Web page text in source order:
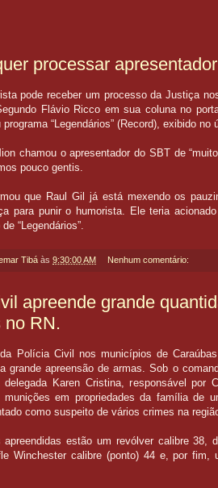
processar
pode receber um processo da Justiça
Flávio Ricco em sua coluna no
“Legendários” (Record), exibido no
chamou o apresentador do SBT de “muito
pouco gentis.
que Raul Gil já está mexendo os
para punir o humorista. Ele teria
“Legendários”.
Tibá às 9:30:00 AM Nenhum comentário:
apreende grande
no RN.
Polícia Civil nos municípios de
grande apreensão de armas. Sob o
delegada Karen Cristina, responsável por
em propriedades da família de
como suspeito de vários crimes na
apreendidas estão um revólver calibre 38,
Winchester calibre (ponto) 44 e, por fim,